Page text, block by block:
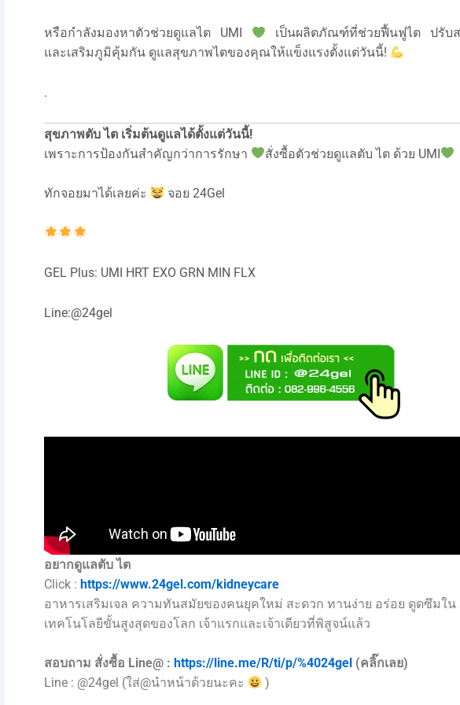
หรือกำลังมองหาตัวช่วยดูแลไต UMI
เป็นผลิตภัณฑ์ที่ช่วยฟื้นฟูไต ปรับ
และเสริมภูมิคุ้มกัน ดูแลสุขภาพไตของคุณให้แข็งแรงตั้งแต่วันนี้!
.
สุขภาพตับ ไต เริ่มต้นดูแลได้ตั้งแต่วันนี้!
เพราะการป้องกันสำคัญกว่าการรักษา
สั่งซื้อตัวช่วยดูแลตับ ไต ด้วย UMI
ทักจอยมาได้เลยค่ะ จอย 24Gel
GEL Plus: UMI HRT EXO GRN MIN FLX
Line:@24gel
อยากดูแลตับ ไต
Click : https://www.24gel.com/kidneycare
อาหารเสริมเจล ความทันสมัยของคนยุคใหม่ สะดวก ทานง่าย อร่อย ดูดซึมใน
เทคโนโลยีขั้นสูงสุดของโลก เจ้าแรกและเจ้าเดียวที่พิสูจน์แล้ว
สอบถาม สั่งซื้อ Line@ : https://line.me/R/ti/p/%4024gel (คลิ๊กเลย)
Line : @24gel (ใส่@นำหน้าด้วยนะคะ
)